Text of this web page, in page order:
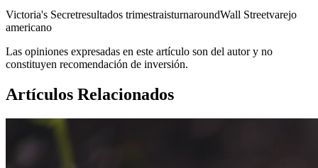
Victoria's Secretresultados trimestraisturnaroundWall Streetvarejo
americano
Las opiniones expresadas en este artículo son del autor y no
constituyen recomendación de inversión.
Artículos Relacionados